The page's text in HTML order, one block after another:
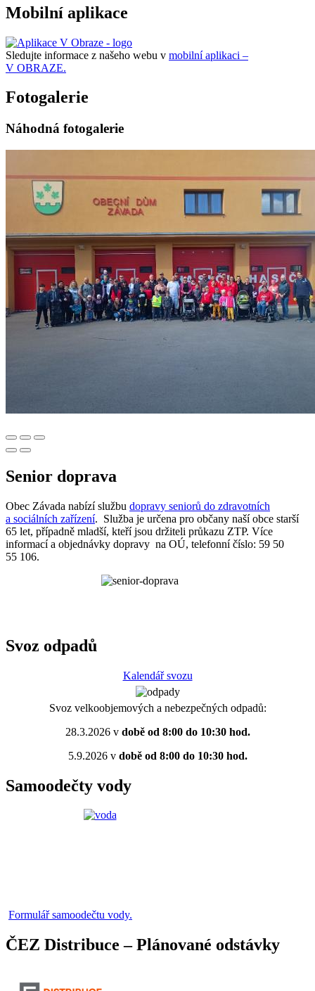
Mobilní aplikace
Sledujte informace z našeho webu v mobilní aplikaci –
V OBRAZE.
Fotogalerie
Náhodná fotogalerie
Senior doprava
Obec Závada nabízí službu dopravy seniorů do zdravotních
a sociálních zařízení. Služba je určena pro občany naší obce starší
65 let, případně mladší, kteří jsou držiteli průkazu ZTP. Více
informací a objednávky dopravy na OÚ, telefonní číslo: 59 50
55 106.
Svoz odpadů
Kalendář svozu
Svoz velkoobjemových a nebezpečných odpadů:
28.3.2026 vdobě od 8:00 do 10:30 hod.
5.9.2026 vdobě od 8:00 do 10:30 hod.
Samoodečty vody
Formulář samoodečtu vody.
ČEZ Distribuce – Plánované odstávky